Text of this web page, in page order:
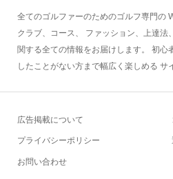
全てのゴルファーのためのゴルフ専門の
クラブ、コース、 ファッション、上達法
関する全ての情報をお届けします。 初心
したことがない方まで幅広く楽しめる サ
広告掲載について
プライバシーポリシー
お問い合わせ